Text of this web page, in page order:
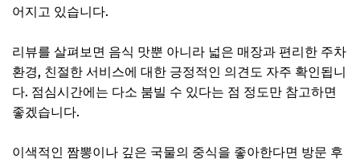
어지고 있습니다.
리뷰를 살펴보면 음식 맛뿐 아니라 넓은 매장과 편리한 주차
환경, 친절한 서비스에 대한 긍정적인 의견도 자주 확인됩니
다. 점심시간에는 다소 붐빌 수 있다는 점 정도만 참고하면
좋겠습니다.
이색적인 짬뽕이나 깊은 국물의 중식을 좋아한다면 방문 후